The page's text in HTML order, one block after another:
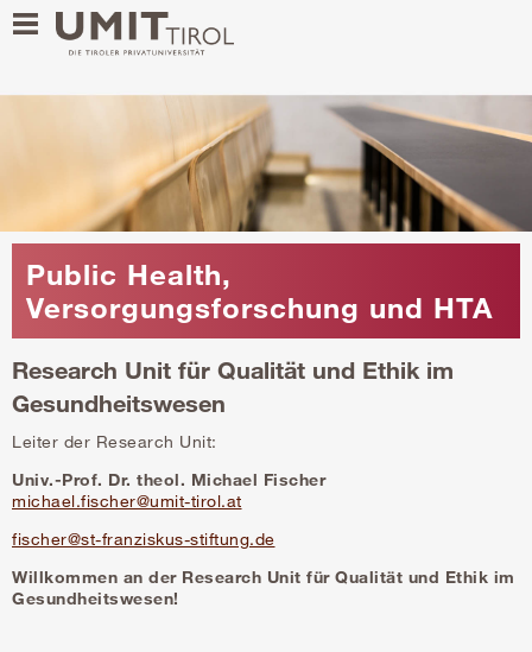
Public Health,
Versorgungsforschung und HTA
Research Unit für Qualität und Ethik im
Gesundheitswesen
Leiter der Research Unit:
Univ.-Prof. Dr. theol. Michael Fischer
michael.fischer@umit-tirol.at
fischer@st-franziskus-stiftung.de
Willkommen an der Research Unit für Qualität und Ethik im
Gesundheitswesen!